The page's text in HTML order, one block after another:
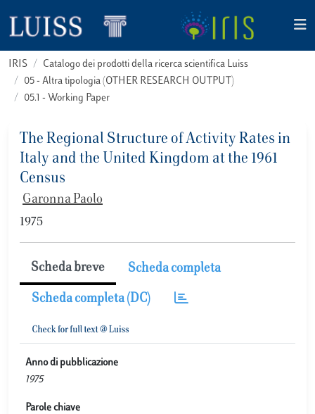
IRIS
Catalogo dei prodotti della ricerca scientifica Luiss
05 - Altra tipologia (OTHER RESEARCH OUTPUT)
05.1 - Working Paper
The Regional Structure of Activity Rates in
Italy and the United Kingdom at the 1961
Census
Garonna Paolo
1975
Scheda breve Scheda completa
Scheda completa (DC)
Anno di pubblicazione
1975
Parole chiave